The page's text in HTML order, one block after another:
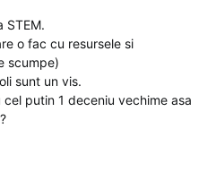
STEM.
o fac cu resursele si
scumpe)
sunt un vis.
putin 1 deceniu vechime asa